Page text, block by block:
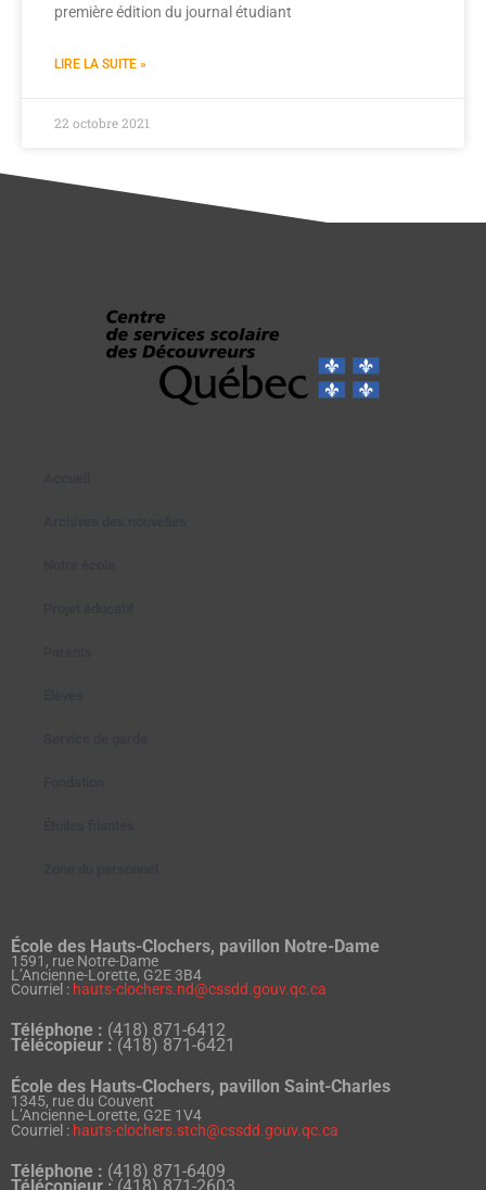
première édition du journal étudiant
LIRE LA SUITE »
22 octobre 2021
École des Hauts-Clochers, pavillon Notre-Dame
1591, rue Notre-Dame
L’Ancienne-Lorette, G2E 3B4
Courriel : hauts-clochers.nd@cssdd.gouv.qc.ca
Téléphone : (418) 871-6412
Télécopieur : (418) 871-6421
École des Hauts-Clochers, pavillon Saint-Charles
1345, rue du Couvent
L’Ancienne-Lorette, G2E 1V4
Courriel : hauts-clochers.stch@cssdd.gouv.qc.ca
Téléphone : (418) 871-6409